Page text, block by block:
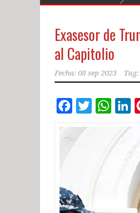
Exasesor de
al Capitolio
Fecha: 08 sep 2023 Tag:
Twitter